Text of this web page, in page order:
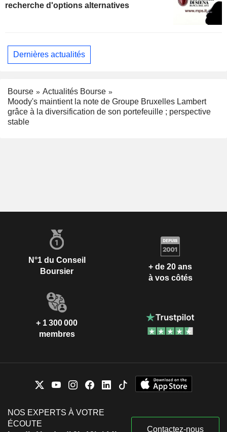
recherche d'options alternatives
Dernières actualités
Bourse
Actualités Bourse
Moody's maintient la note de Groupe Bruxelles Lambert
grâce à la diversification de son portefeuille ; perspective
stable
N°1 du Conseil
Boursier
+ de 20 ans
à vos côtés
+ 1 300 000
membres
NOS EXPERTS À VOTRE
ÉCOUTE
Contactez-nous